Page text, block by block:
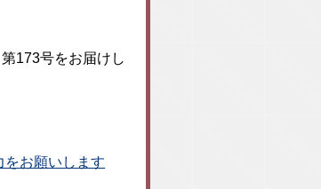
173号をお届けし
お願いします